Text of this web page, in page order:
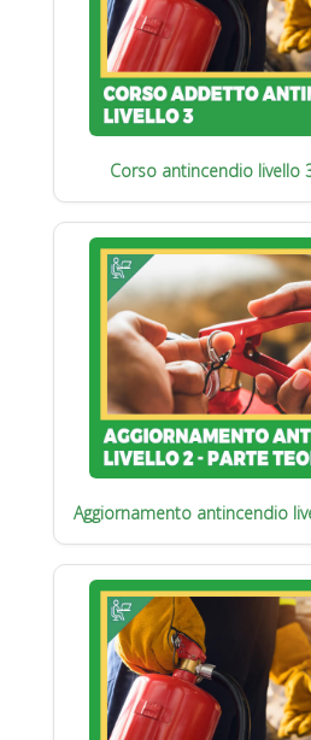
Corso antincendio livello
Aggiornamento antincendio